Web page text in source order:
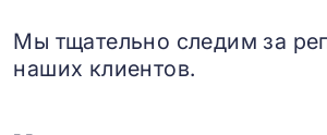
Мы тщательно следим за
наших клиентов.